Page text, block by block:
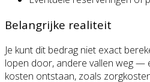
Belangrijke realiteit
Je kunt dit bedrag niet exact
lopen door, andere vallen weg —
kosten ontstaan, zoals